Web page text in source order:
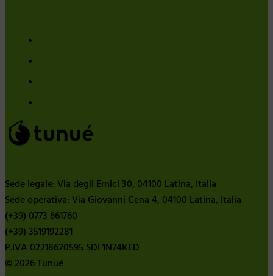
Sede legale: Via degli Ernici 30, 04100 Latina, Italia
Sede operativa: Via Giovanni Cena 4, 04100 Latina, Italia
(+39) 0773 661760
(+39) 3519192281
P.IVA 02218620595 SDI 1N74KED
© 2026 Tunué